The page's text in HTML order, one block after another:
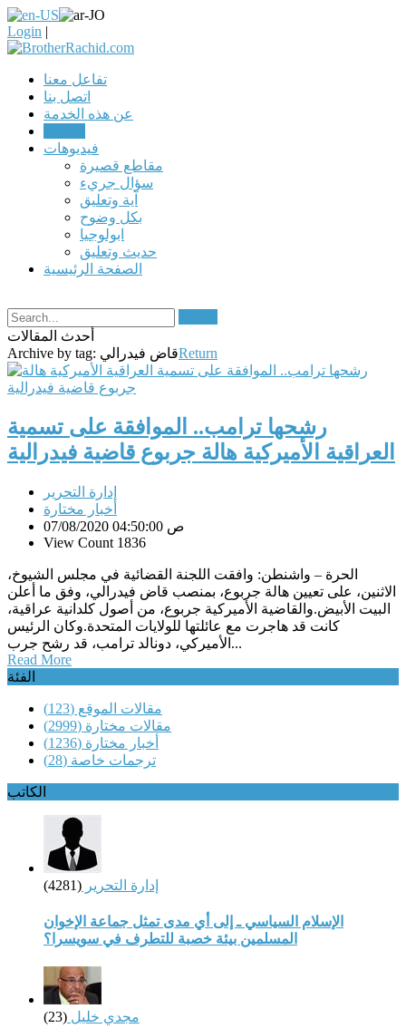
Login |
تفاعل معنا
اتصل بنا
عن هذه الخدمة
فيديوهات
مقاطع قصيرة
سؤال جريء
آية وتعليق
بكل وضوح
ابولوجيا
حديث وتعليق
الصفحة الرئيسية
أحدث المقالات
Archive by tag: قاض فيدراليReturn
رشحها ترامب.. الموافقة على تسمية
العراقية الأميركية هالة جربوع قاضية فيدرالية
إدارة التحرير
أخبار مختارة
07/08/2020 04:50:00 ص
View Count 1836
الحرة – واشنطن: وافقت اللجنة القضائية في مجلس الشيوخ،
الاثنين، على تعيين هالة جربوع، بمنصب قاض فيدرالي، وفق ما أعلن
البيت الأبيض.والقاضية الأميركية جربوع، من أصول كلدانية عراقية،
كانت قد هاجرت مع عائلتها للولايات المتحدة.وكان الرئيس
الأميركي، دونالد ترامب، قد رشح جرب...
Read More
الفئة
مقالات الموقع (123)
مقالات مختارة (2999)
أخبار مختارة (1236)
ترجمات خاصة (28)
الكاتب
إدارة التحرير (4281)
الإسلام السياسي ـ إلى أي مدى تمثل جماعة الإخوان
المسلمين بيئة خصبة للتطرف في سويسرا؟
مجدي خليل (23)